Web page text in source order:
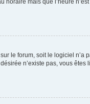
le forum, soit le logiciel
n’existe pas, vous